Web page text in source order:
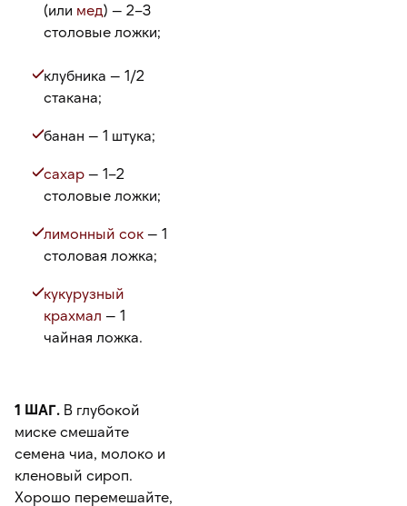
(или мед) — 2–3
столовые ложки;
клубника — 1/2
стакана;
банан — 1 штука;
сахар — 1–2
столовые ложки;
лимонный сок — 1
столовая ложка;
кукурузный
крахмал — 1
чайная ложка.
1 ШАГ. В глубокой
миске смешайте
семена чиа, молоко и
кленовый сироп.
Хорошо перемешайте,